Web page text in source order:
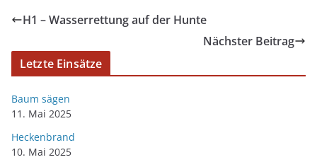
H1 – Wasserrettung auf der Hunte
Nächster Beitrag
Letzte Einsätze
Baum sägen
11. Mai 2025
Heckenbrand
10. Mai 2025